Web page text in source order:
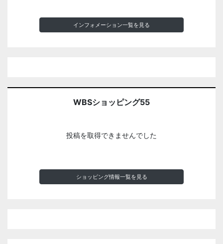
インフォメーション一覧を見る
WBSショッピング55
投稿を取得できませんでした
ショッピング情報一覧を見る